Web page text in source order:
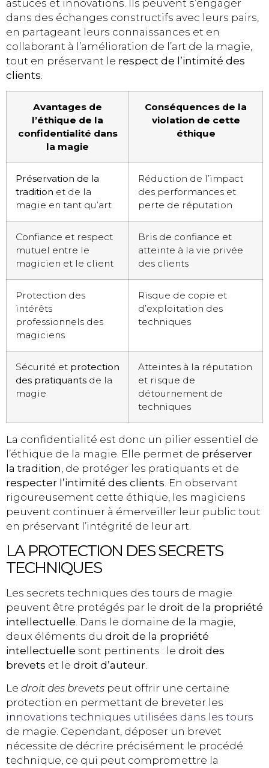
astuces et innovations. Ils peuvent s’engager
dans des échanges constructifs avec leurs pairs,
en partageant leurs connaissances et en
collaborant à l’amélioration de l’art de la magie,
tout en préservant le respect de l’intimité des
clients.
Avantages de
l’éthique de la
confidentialité dans
la magie
Conséquences de la
violation de cette
éthique
Préservation de la
tradition et de la
magie en tant qu’art
Réduction de l’impact
des performances et
perte de réputation
Confiance et respect
mutuel entre le
magicien et le client
Bris de confiance et
atteinte à la vie privée
des clients
Protection des
intérêts
professionnels des
magiciens
Risque de copie et
d’exploitation des
techniques
Sécurité et protection
des pratiquants de la
magie
Atteintes à la réputation
et risque de
détournement de
techniques
La confidentialité est donc un pilier essentiel de
l’éthique de la magie. Elle permet de préserver
la tradition, de protéger les pratiquants et de
respecter l’intimité des clients. En observant
rigoureusement cette éthique, les magiciens
peuvent continuer à émerveiller leur public tout
en préservant l’intégrité de leur art.
LA PROTECTION DES SECRETS
TECHNIQUES
Les secrets techniques des tours de magie
peuvent être protégés par le droit de la propriété
intellectuelle . Dans le domaine de la magie,
deux éléments du droit de la propriété
intellectuelle sont pertinents : le droit des
brevets et le droit d’auteur
Le droit des brevets peut offrir une certaine
protection en permettant de breveter les
innovations techniques utilisées dans les tours
de magie. Cependant, déposer un brevet
nécessite de décrire précisément le procédé
technique, ce qui peut compromettre la